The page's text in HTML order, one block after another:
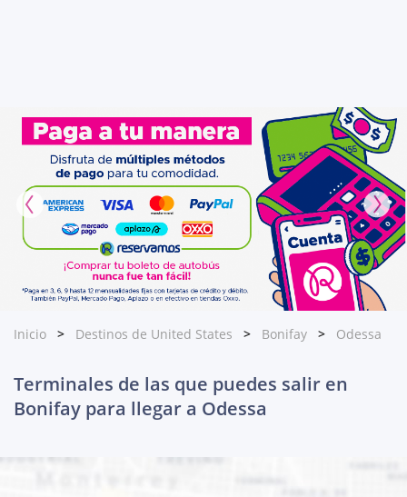
Inicio Destinos de United States Bonifay Odessa
Terminales de las que puedes salir en
Bonifay para llegar a Odessa